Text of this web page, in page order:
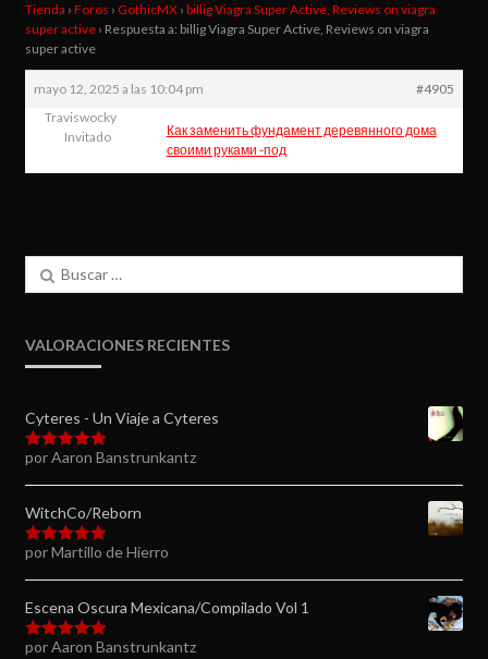
Tienda › Foros › GothicMX › billig Viagra Super Active, Reviews on viagra
super active › Respuesta a: billig Viagra Super Active, Reviews on viagra
super active
mayo 12, 2025 a las 10:04 pm
#4905
Traviswocky
Invitado
Как заменить фундамент деревянного дома
своими руками -под
Buscar:
VALORACIONES RECIENTES
Cyteres - Un Viaje a Cyteres
Valorado en
por Aaron Banstrunkantz
WitchCo/Reborn
Valorado en
por Martillo de Hierro
Escena Oscura Mexicana/Compilado Vol 1
Valorado en
por Aaron Banstrunkantz